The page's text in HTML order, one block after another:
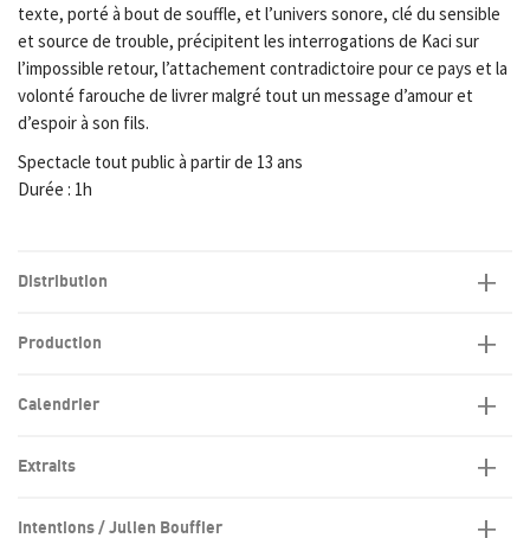
texte, porté à bout de souffle, et l’univers sonore, clé du sensible
et source de trouble, précipitent les interrogations de Kaci sur
l’impossible retour, l’attachement contradictoire pour ce pays et la
volonté farouche de livrer malgré tout un message d’amour et
d’espoir à son fils.
Spectacle tout public à partir de 13 ans
Durée : 1h
Distribution
Production
Calendrier
Extraits
Intentions / Julien Bouffier